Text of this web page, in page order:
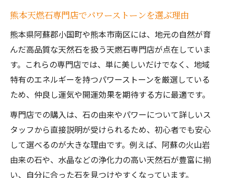
熊本天燃石専門店でパワーストーンを選ぶ理由
熊本県阿蘇郡小国町や熊本市南区には、地元の自然が育
んだ高品質な天然石を扱う天燃石専門店が点在していま
す。これらの専門店では、単に美しいだけでなく、地域
特有のエネルギーを持つパワーストーンを厳選している
ため、仲良し運気や開運効果を期待する方に最適です。
専門店での購入は、石の由来やパワーについて詳しいス
タッフから直接説明が受けられるため、初心者でも安心
して選べるのが大きな理由です。例えば、阿蘇の火山岩
由来の石や、水晶などの浄化力の高い天然石が豊富に揃
い、自分に合った石を見つけやすくなっています。